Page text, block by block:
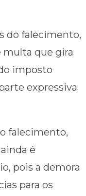
do falecimento,
multa que gira
imposto
expressiva
falecimento,
é
pois a demora
para os